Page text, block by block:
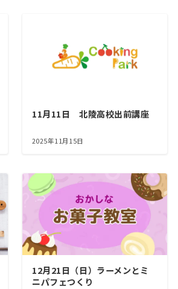
11月11日 北陵高校出前講座
2025年11月15日
12月21日（日）ラーメンとミ
ニパフェつくり